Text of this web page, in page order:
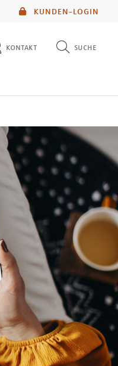
KUNDEN-LOGIN
kontakt suche